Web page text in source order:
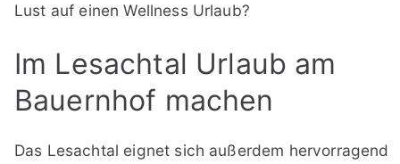
Lust auf einen Wellness Urlaub?
Im Lesachtal Urlaub am
Bauernhof machen
Das Lesachtal eignet sich außerdem hervorragend